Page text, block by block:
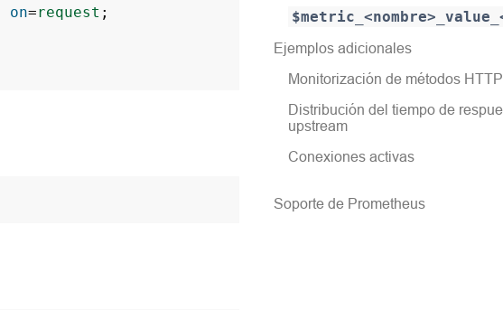
on=request ;
Ejemplos adicionales
Monitorización de métodos HTTP
Distribución del tiempo de
upstream
Conexiones activas
Soporte de Prometheus